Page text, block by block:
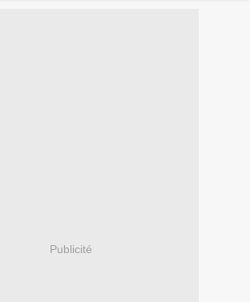
Publicité